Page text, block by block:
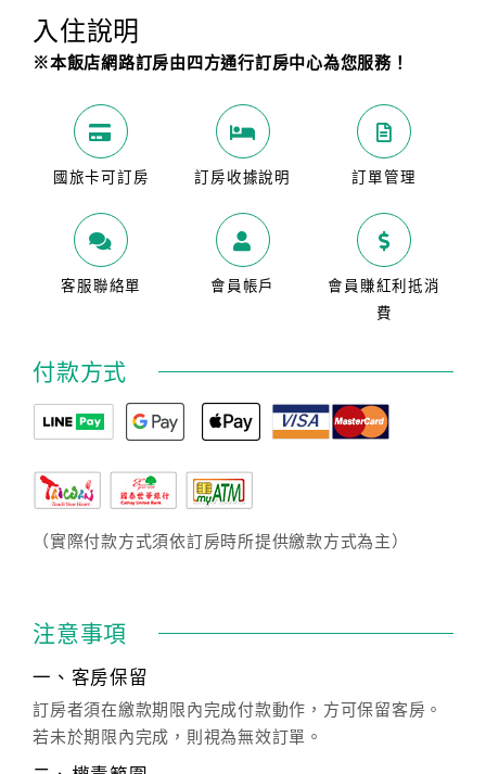
入住說明
※本飯店網路訂房由四方通行訂房中心為您服務！
國旅卡可訂房 訂房收據說明 訂單管理
客服聯絡單 會員帳戶
會員賺紅利抵消
費
付款方式
（實際付款方式須依訂房時所提供繳款方式為主）
注意事項
一、客房保留
訂房者須在繳款期限內完成付款動作，方可保留客房。
若未於期限內完成，則視為無效訂單。